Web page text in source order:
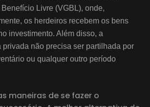
Livre (VGBL), onde,
os herdeiros recebem os bens
investimento. Além disso, a
privada não precisa ser partilhada por
ou qualquer outro período
maneiras de se fazer o